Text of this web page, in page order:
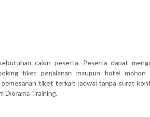
calon peserta. Peserta dapat
tiket perjalanan maupun hotel mohon
tiket terkait jadwal tanpa surat
Diorama Training.